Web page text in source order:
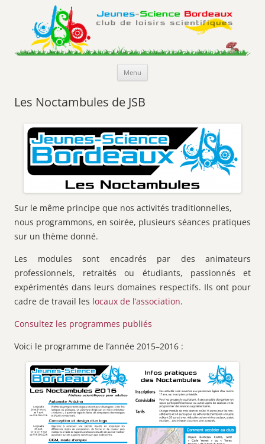
Jeunes-Science Bordeaux
Club de loisirs scientifiques
Menu
Les Noctambules de JSB
Sur le même principe que nos activités traditionnelles,
nous programmons, en soirée, plusieurs séances pratiques
sur un thème donné.
Les modules sont encadrés par des animateurs
professionnels, retraités ou étudiants, passionnés et
expérimentés dans leurs domaines respectifs. Ils ont pour
cadre de travail les locaux de l’association.
Consultez les programmes publiés
Voici le programme de l’année 2015–2016 :